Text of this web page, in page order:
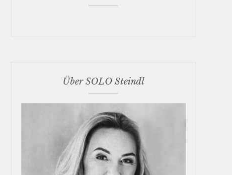
Über SOLO Steindl